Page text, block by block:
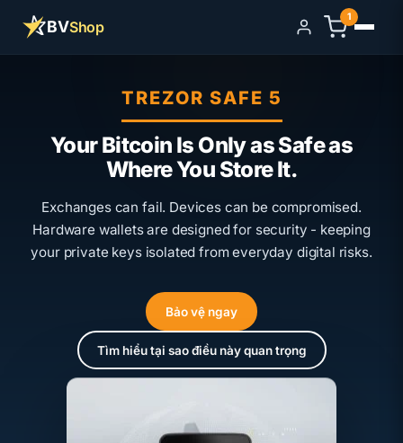
BVShop Đăng nhập
1
TREZOR SAFE 5
Your Bitcoin Is Only as Safe as
Where You Store It.
Exchanges can fail. Devices can be compromised.
Hardware wallets are designed for security - keeping
your private keys isolated from everyday digital risks.
Bảo vệ ngay
Tìm hiểu tại sao điều này quan trọng